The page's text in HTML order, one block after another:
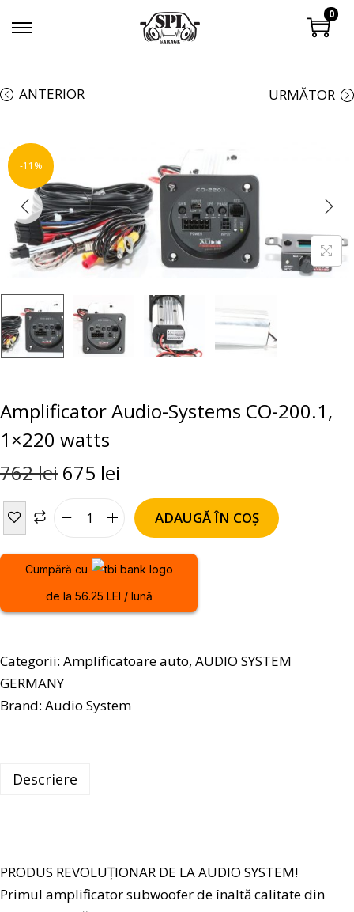
0
ANTERIOR URMĂTOR
-11%
Amplificator Audio-Systems CO-200.1,
1×220 watts
762lei 675 lei
ADAUGĂ ÎN COȘ
Cumpără cu
de la 56.25 LEI / lună
Categorii: Amplificatoare auto, AUDIO SYSTEM
GERMANY
Brand: Audio System
Descriere
PRODUS REVOLUȚIONAR DE LA AUDIO SYSTEM!
Primul amplificator subwoofer de înaltă calitate din